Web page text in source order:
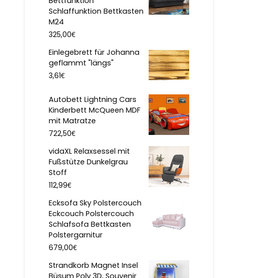
Schlaffunktion Bettkasten
M24
325,00€
Einlegebrett für Johanna
geflammt "längs"
3,61€
Autobett Lightning Cars
Kinderbett McQueen MDF
mit Matratze
722,50€
vidaXL Relaxsessel mit
Fußstütze Dunkelgrau
Stoff
112,99€
Ecksofa Sky Polstercouch
Eckcouch Polstercouch
Schlafsofa Bettkasten
Polstergarnitur
679,00€
Strandkorb Magnet Insel
Büsum Poly 3D, Souvenir